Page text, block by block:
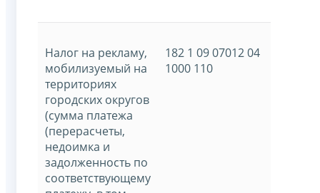
Налог на рекламу,
мобилизуемый на
территориях
городских округов
(сумма платежа
(перерасчеты,
недоимка и
задолженность по
соответствующему
182 1 09 07012 04
1000 110